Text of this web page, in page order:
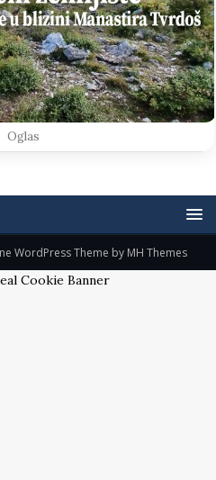
Oglas
WordPress Theme by MH Themes
Cookie Banner